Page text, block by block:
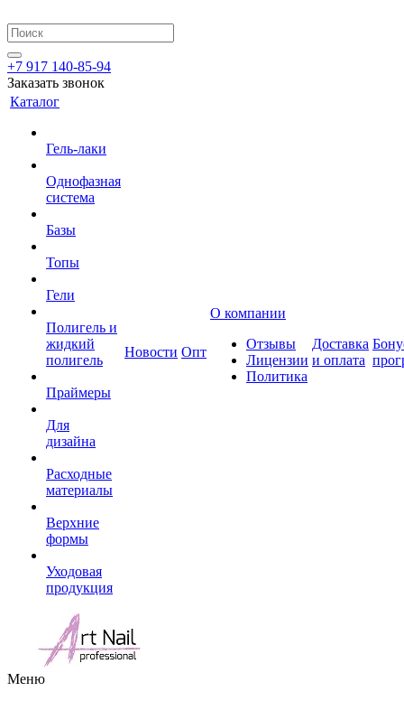
+7 917 140-85-94
Заказать звонок
Каталог
Гель-лаки
Однофазная
система
Базы
Топы
Гели
Полигель и
жидкий
полигель
Праймеры
Для
дизайна
Расходные
материалы
Верхние
формы
Уходовая
продукция
Новости Опт
О компании
Отзывы
Лицензии
Политика
Доставка
и оплата
Меню